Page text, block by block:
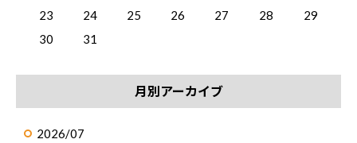
23
24 25 26 27 28
29
30
31
月別アーカイブ
2026/07